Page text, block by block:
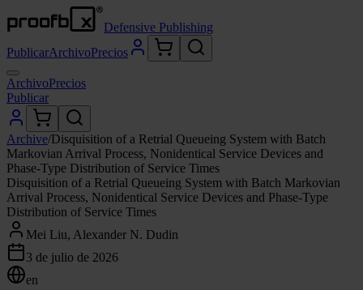
Defensive Publishing
PublicarArchivoPrecios
ArchivoPrecios
Publicar
Archive/Disquisition of a Retrial Queueing System with Batch
Markovian Arrival Process, Nonidentical Service Devices and
Phase-Type Distribution of Service Times
Disquisition of a Retrial Queueing System with Batch Markovian
Arrival Process, Nonidentical Service Devices and Phase-Type
Distribution of Service Times
Mei Liu, Alexander N. Dudin
3 de julio de 2026
en